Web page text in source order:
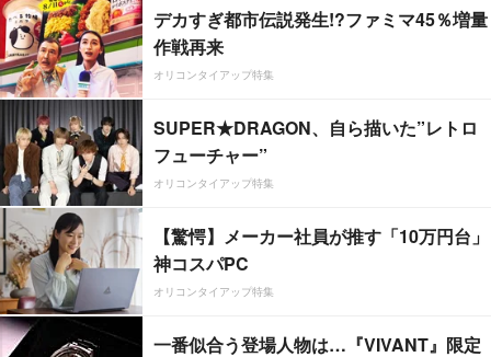
デカすぎ都市伝説発生!?ファミマ45％増量
作戦再来
オリコンタイアップ特集
SUPER★DRAGON、自ら描いた”レトロ
フューチャー”
オリコンタイアップ特集
【驚愕】メーカー社員が推す「10万円台」
神コスパPC
オリコンタイアップ特集
一番似合う登場人物は…『VIVANT』限定